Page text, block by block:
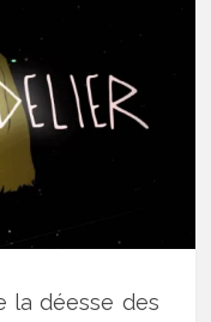
la déesse des